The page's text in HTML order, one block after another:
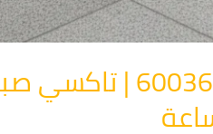
تكسي الفنطاس